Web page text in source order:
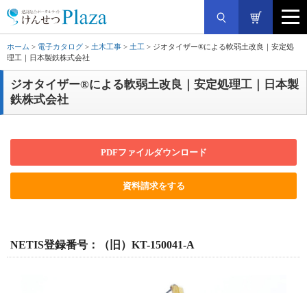
ホーム > 電子カタログ > 土木工事 > 土工 > ジオタイザー®による軟弱土改良｜安定処
理工｜日本製鉄株式会社
ジオタイザー®による軟弱土改良｜安定処理工｜日本製
鉄株式会社
PDFファイルダウンロード
資料請求をする
NETIS登録番号：（旧）KT-150041-A